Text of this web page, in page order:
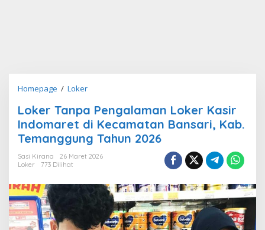
Homepage / LokerLoker
Pengalaman
Loker
Kasir
Indomaret
di
Bansari,
Kab.
Temanggung
Tahun
Loker Tanpa Pengalaman Loker Kasir
Indomaret di Kecamatan Bansari, Kab.
Temanggung Tahun 2026
Sasi Kirana
26 Maret 2026
Loker
773 Dilihat